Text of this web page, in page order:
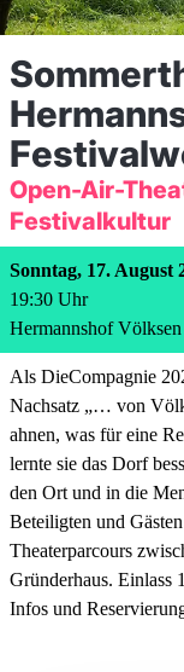
Open-Air-
Festivalkultur
Sonntag, 17. August
19:30 Uhr
Hermannshof Völksen
Als DieCompagnie
Nachsatz „… von
ahnen, was für eine
lernte sie das Dorf
den Ort und in die
Beteiligten und
Theaterparcours
Gründerhaus. Einlass
Infos und